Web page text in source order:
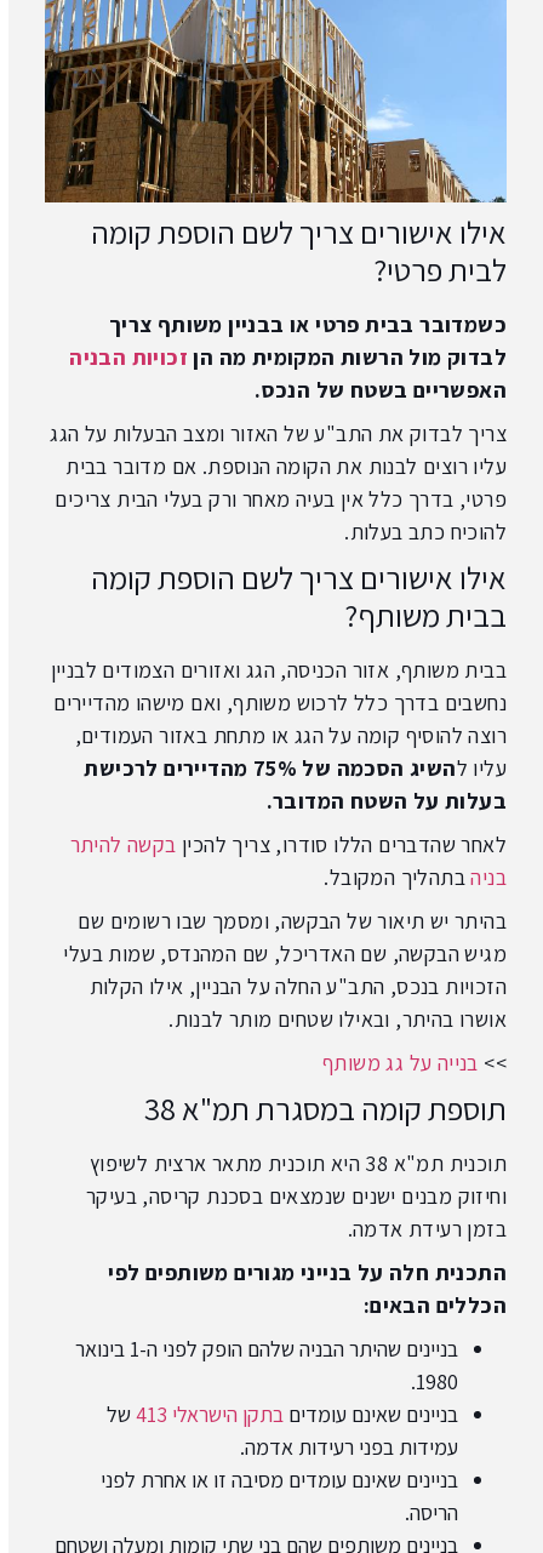
אילו אישורים צריך לשם הוספת קומה
לבית פרטי?
כשמדובר בבית פרטי או בבניין משותף צריך
לבדוק מול הרשות המקומית מה הן זכויות הבניה
האפשריים בשטח של הנכס.
צריך לבדוק את התב"ע של האזור ומצב הבעלות על הגג
עליו רוצים לבנות את הקומה הנוספת. אם מדובר בבית
פרטי, בדרך כלל אין בעיה מאחר ורק בעלי הבית צריכים
להוכיח כתב בעלות.
אילו אישורים צריך לשם הוספת קומה
בבית משותף?
בבית משותף, אזור הכניסה, הגג ואזורים הצמודים לבניין
נחשבים בדרך כלל לרכוש משותף, ואם מישהו מהדיירים
רוצה להוסיף קומה על הגג או מתחת באזור העמודים,
עליו ל
השיג הסכמה של 75% מהדיירים לרכישת
בעלות על השטח המדובר.
לאחר שהדברים הללו סודרו, צריך להכין בקשה להיתר
בניהבתהליך המקובל.
בהיתר יש תיאור של הבקשה, ומסמך שבו רשומים שם
מגיש הבקשה, שם האדריכל, שם המהנדס, שמות בעלי
הזכויות בנכס, התב"ע החלה על הבניין, אילו הקלות
אושרו בהיתר, ובאילו שטחים מותר לבנות.
>> בנייה על גג משותף
תוספת קומה במסגרת תמ"א 38
תוכנית תמ"א 38 היא תוכנית מתאר ארצית לשיפוץ
וחיזוק מבנים ישנים שנמצאים בסכנת קריסה, בעיקר
בזמן רעידת אדמה.
התכנית חלה על בנייני מגורים משותפים לפי
הכללים הבאים:
בניינים שהיתר הבניה שלהם הופק לפני ה-1 בינואר
1980.
בניינים שאינם עומדים בתקן הישראלי 413
של
עמידות בפני רעידות אדמה.
בניינים שאינם עומדים מסיבה זו או אחרת לפני
הריסה.
בניינים משותפים שהם בני שתי קומות ומעלה ושטחם